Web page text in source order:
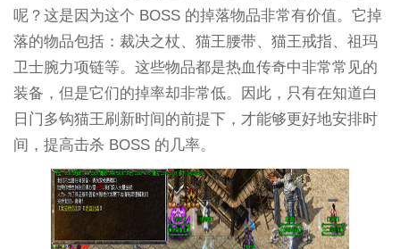
呢？这是因为这个 BOSS 的掉落物品非常有价值。它掉
落的物品包括：裁决之杖、猫王腰带、猫王戒指、祖玛
卫士腕力项链等。这些物品都是热血传奇中非常常见的
装备，但是它们的掉率却非常低。因此，只有在知道白
日门多钩猫王刷新时间的前提下，才能够更好地安排时
间，提高击杀 BOSS 的几率。